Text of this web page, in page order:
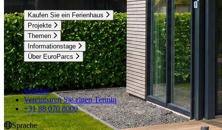
Kaufen Sie ein Ferienhaus
Projekte
Themen
Informationstage
Über EuroParcs
Extra
Kontakt
Vereinbaren Sie einen Termin
+31 88 070 8000
Sprache